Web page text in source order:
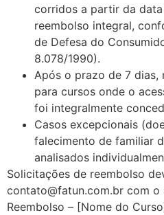
corridos a partir da
reembolso integral,
de Defesa do
8.078/1990).
Após o prazo de 7 dias,
para cursos onde o
foi integralmente
Casos excepcionais
falecimento de familiar
analisados
Solicitações de reembolso
contato@fatun.com.br com o
Reembolso – [Nome do